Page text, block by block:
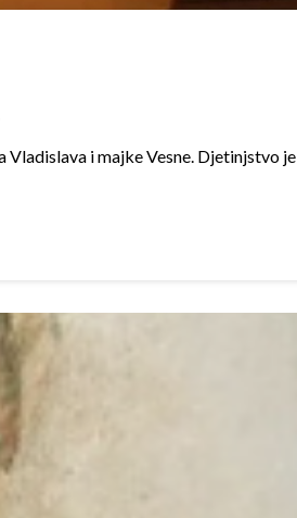
i majke Vesne. Djetinjstvo je